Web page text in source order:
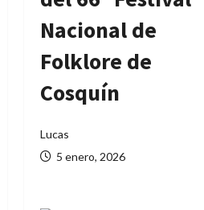
Nacional de
Folklore de
Cosquín
Lucas
5 enero, 2026